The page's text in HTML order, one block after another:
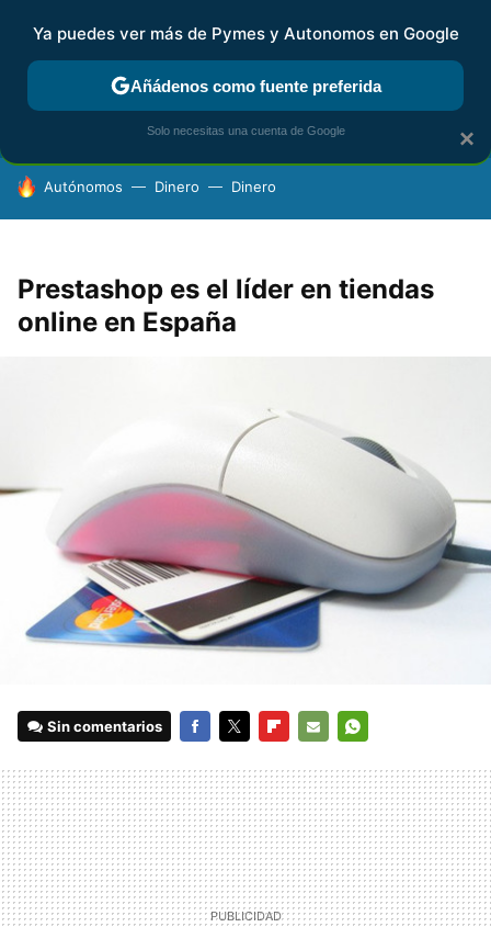
FISCALIDAD Y CONTABILIDAD KIT DIGITAL RENTA
HOY SE HABLA DE
Autónomos Dinero Dinero
Prestashop es el líder en tiendas
online en España
Sin comentarios
MAIL
×
Ya puedes ver más de Pymes y Autonomos en Google
Añádenos como fuente preferida
Solo necesitas una cuenta de Google